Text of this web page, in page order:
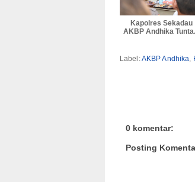
Kapolres Sekadau
AKBP Andhika
Label:AKBP Andhika,
0 komentar:
Posting